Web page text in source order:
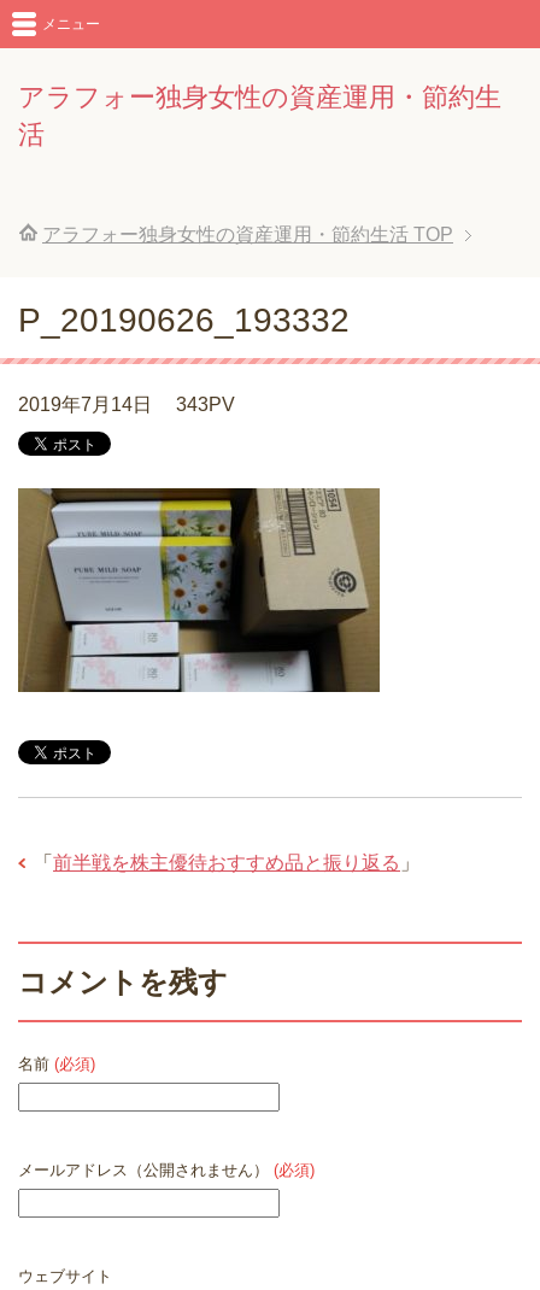
アラフォー独身女性の資産運用・節約生
活
メニュー
アラフォー独身女性の資産運用・節約生活 TOP
P_20190626_193332
2019年7月14日 343PV
「 前半戦を株主優待おすすめ品と振り返る 」
コメントを残す
名前 (必須)
メールアドレス（公開されません） (必須)
ウェブサイト